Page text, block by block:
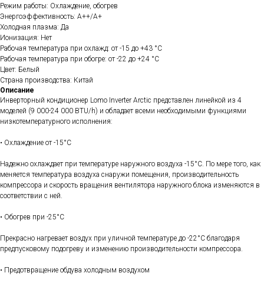
Режим работы: Охлаждение, обогрев
Энергоэффективность: A++/A+
Холодная плазма: Да
Ионизация: Нет
Рабочая температура при охлажд: от -15 до +43 °C
Рабочая температура при обогре: от -22 до +24 °C
Цвет: Белый
Страна производства: Китай
Описание
Инверторный кондиционер Lomo Inverter Arctic представлен линейкой из 4
моделей (9 000-24 000 BTU/h) и обладает всеми необходимыми функциями
низкотемпературного исполнения:
• Охлаждение от -15°С
Надежно охлаждает при температуре наружного воздуха -15°С. По мере того, как
меняется температура воздуха снаружи помещения, производительность
компрессора и скорость вращения вентилятора наружного блока изменяются в
соответствии с ней.
• Обогрев при -25°С
Прекрасно нагревает воздух при уличной температуре до -22°С благодаря
предпусковому подогреву и изменению производительности компрессора.
• Предотвращение обдува холодным воздухом